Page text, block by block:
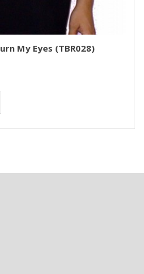
My Eyes (TBR028)